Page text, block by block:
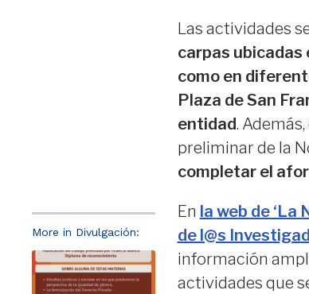
More in Divulgación:
Las actividades
carpas ubicadas
como en
Plaza de San
entidad. Además,
preliminar de la
completar el
En la web de ‘La
de l@s
información
actividades que